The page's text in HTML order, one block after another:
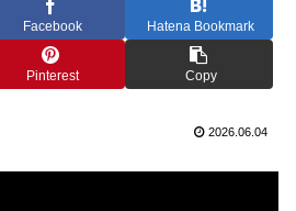
Facebook Hatena Bookmark
Pinterest Copy
2026.06.04